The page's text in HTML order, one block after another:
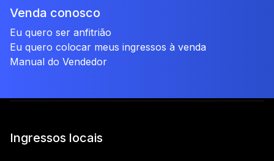
Venda conosco
Eu quero ser anfitrião
Eu quero colocar meus ingressos à venda
Manual do Vendedor
Ingressos locais